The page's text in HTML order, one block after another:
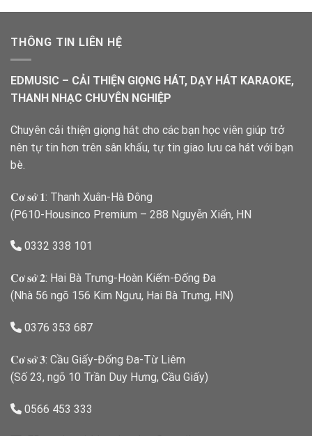
THÔNG TIN LIÊN HỆ
EDMUSIC – CẢI THIỆN GIỌNG HÁT, DẠY HÁT KARAOKE,
THANH NHẠC CHUYÊN NGHIỆP
Chuyên cải thiện giọng hát cho các bạn học viên giúp trở
nên tự tin hơn trên sân khấu, tự tin giao lưu ca hát với bạn
bè.
𝐂𝐨̛ 𝐬𝐨̛̉ 𝟏: Thanh Xuân-Hà Đông
(P610-Housinco Premium – 288 Nguyễn Xiển, HN
0332 338 101
𝐂𝐨̛ 𝐬𝐨̛̉ 𝟐: Hai Bà Trưng-Hoàn Kiếm-Đống Đa
(Nhà 56 ngõ 156 Kim Ngưu, Hai Bà Trưng, HN)
0376 353 687
𝐂𝐨̛ 𝐬𝐨̛̉ 𝟑: Cầu Giấy-Đống Đa-Từ Liêm
(Số 23, ngõ 10 Trần Duy Hưng, Cầu Giấy)
0566 453 333